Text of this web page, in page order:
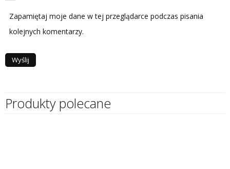
Zapamiętaj moje dane w tej przeglądarce podczas pisania
kolejnych komentarzy.
Produkty polecane